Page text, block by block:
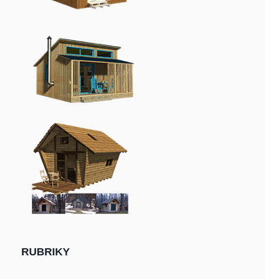
RUBRIKY